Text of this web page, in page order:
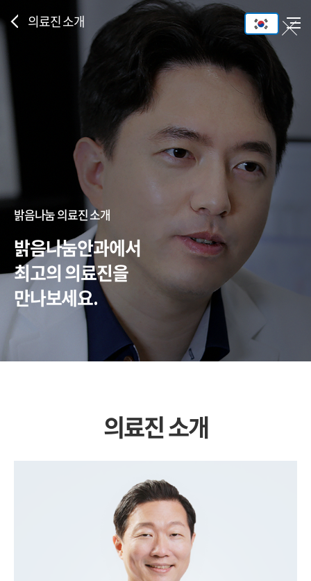
의료진 소개
밝음나눔 의료진 소개
밝음나눔안과에서
최고의 의료진을
만나보세요.
의료진 소개